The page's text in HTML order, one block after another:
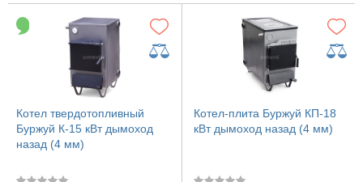
Котел твердотопливный
Буржуй К-15 кВт дымоход
назад (4 мм)
Котел-плита Буржуй КП-18
кВт дымоход назад (4 мм)